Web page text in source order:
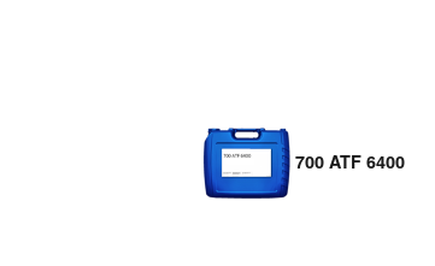
700 ATF 6400